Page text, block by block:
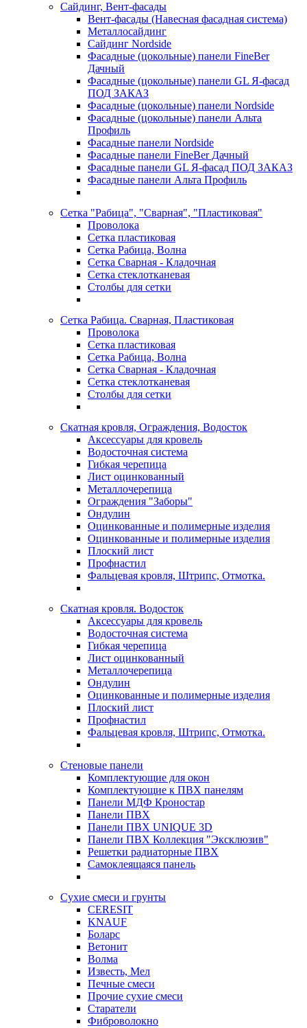
Сайдинг, Вент-фасады
Вент-фасады (Навесная фасадная система)
Металлосайдинг
Сайдинг Nordside
Фасадные (цокольные) панели FineBer
Дачный
Фасадные (цокольные) панели GL Я-фасад
ПОД ЗАКАЗ
Фасадные (цокольные) панели Nordside
Фасадные (цокольные) панели Альта
Профиль
Фасадные панели Nordside
Фасадные панели FineBer Дачный
Фасадные панели GL Я-фасад ПОД ЗАКАЗ
Фасадные панели Альта Профиль
Сетка "Рабица", "Сварная", "Пластиковая"
Проволока
Сетка пластиковая
Сетка Рабица, Волна
Сетка Сварная - Кладочная
Сетка стеклотканевая
Столбы для сетки
Сетка Рабица. Сварная, Пластиковая
Проволока
Сетка пластиковая
Сетка Рабица, Волна
Сетка Сварная - Кладочная
Сетка стеклотканевая
Столбы для сетки
Скатная кровля, Ограждения, Водосток
Аксессуары для кровель
Водосточная система
Гибкая черепица
Лист оцинкованный
Металлочерепица
Ограждения "Заборы"
Ондулин
Оцинкованные и полимерные изделия
Оцинкованные и полимерные изделия
Плоский лист
Профнастил
Фальцевая кровля, Штрипс, Отмотка.
Скатная кровля. Водосток
Аксессуары для кровель
Водосточная система
Гибкая черепица
Лист оцинкованный
Металлочерепица
Ондулин
Оцинкованные и полимерные изделия
Плоский лист
Профнастил
Фальцевая кровля, Штрипс, Отмотка.
Стеновые панели
Комплектующие для окон
Комплектующие к ПВХ панелям
Панели МДФ Кроностар
Панели ПВХ
Панели ПВХ UNIQUE 3D
Панели ПВХ Коллекция "Эксклюзив"
Решетки радиаторные ПВХ
Самоклеящаяся панель
Сухие смеси и грунты
CERESIT
KNAUF
Боларс
Ветонит
Волма
Известь, Мел
Печные смеси
Прочие сухие смеси
Старатели
Фиброволокно